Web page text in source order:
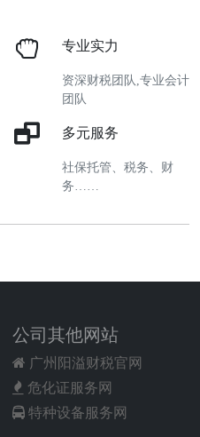
专业实力
资深财税团队,专业会计
团队
多元服务
社保托管、税务、财
务……
公司其他网站
广州阳溢财税官网
危化证服务网
特种设备服务网